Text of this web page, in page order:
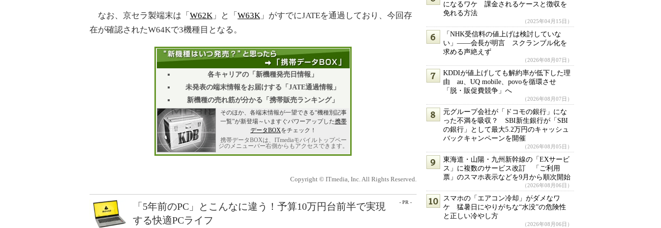
なお、京セラ製端末は「 W62K 」と「 W63K 」がすでにJATEを通過しており、今回存
在が確認されたW64Kで3機種目となる。
各キャリアの「新機種発売日情報」
未発表の端末情報をお届けする「JATE通過情報」
新機種の売れ筋が分かる「携帯販売ランキング」
そのほか、各端末情報が一望できる“機種別記事
一覧”が新登場～いますぐパワーアップした携帯
データBOXをチェック！
携帯データBOXは、ITmediaモバイルトップペー
ジのメニューバー右側からもアクセスできます。
Copyright © ITmedia, Inc. All Rights Reserved.
- PR -
「5年前のPC」とこんなに違う！予算10万円台前半で実現
する快適PCライフ
になるワケ 課金されるケースと徴収を
免れる方法
（2025年04月15日）
「NHK受信料の値上げは検討していな
い」――会長が明言 スクランブル化を
求める声絶えず
（2026年08月07日）
KDDIが値上げしても解約率が低下した理
由 au、UQ mobile、povoを循環させ
「脱・販促費競争」へ
（2026年08月07日）
元グループ会社が「ドコモの銀行」にな
った不満を吸収？ SBI新生銀行が「SBI
の銀行」として最大5.2万円のキャッシュ
バックキャンペーンを開催
（2026年08月05日）
東海道・山陽・九州新幹線の「EXサービ
ス」に複数のサービス改訂 「ご利用
票」のスマホ表示などを9月から順次開始
（2026年08月06日）
スマホの「エアコン冷却」がダメなワ
ケ 猛暑日にやりがちな“水没”の危険性
と正しい冷やし方
（2026年08月06日）